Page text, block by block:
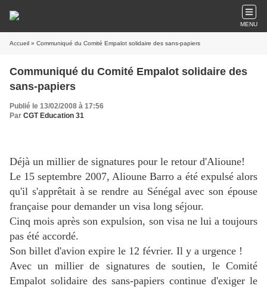
MENU
Accueil » Communiqué du Comité Empalot solidaire des sans-papiers
Communiqué du Comité Empalot solidaire des
sans-papiers
Publié le 13/02/2008 à 17:56
Par CGT Education 31
Déjà un millier de signatures pour le retour d'Alioune!
Le 15 septembre 2007, Alioune Barro a été expulsé alors
qu'il s'apprêtait à se rendre au Sénégal avec son épouse
française pour demander un visa long séjour.
Cinq mois après son expulsion, son visa ne lui a toujours
pas été accordé.
Son billet d'avion expire le 12 février. Il y a urgence !
Avec un millier de signatures de soutien, le Comité
Empalot solidaire des sans-papiers continue d'exiger le